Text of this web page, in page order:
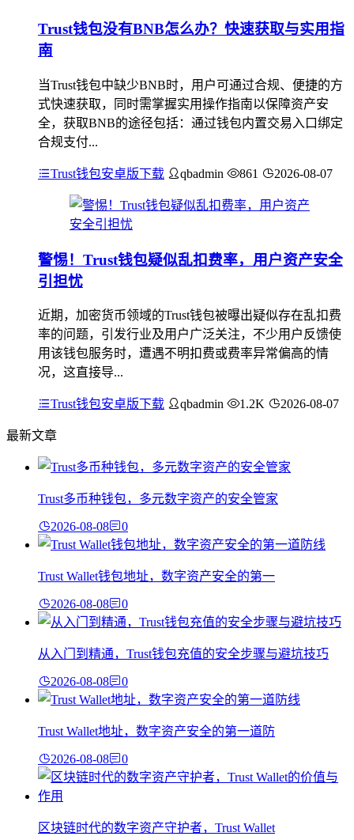
Trust钱包没有BNB怎么办？快速获取与实用指
南
当Trust钱包中缺少BNB时，用户可通过合规、便捷的方
式快速获取，同时需掌握实用操作指南以保障资产安
全，获取BNB的途径包括：通过钱包内置交易入口绑定
合规支付...
Trust钱包安卓版下载 qbadmin 861 2026-08-07
警惕！Trust钱包疑似乱扣费率，用户资产安全
引担忧
近期，加密货币领域的Trust钱包被曝出疑似存在乱扣费
率的问题，引发行业及用户广泛关注，不少用户反馈使
用该钱包服务时，遭遇不明扣费或费率异常偏高的情
况，这直接导...
Trust钱包安卓版下载 qbadmin 1.2K 2026-08-07
最新文章
Trust多币种钱包，多元数字资产的安全管家
2026-08-08 0
Trust Wallet钱包地址，数字资产安全的第一
2026-08-08 0
从入门到精通，Trust钱包充值的安全步骤与避坑技巧
2026-08-08 0
Trust Wallet地址，数字资产安全的第一道防
2026-08-08 0
区块链时代的数字资产守护者，Trust Wallet